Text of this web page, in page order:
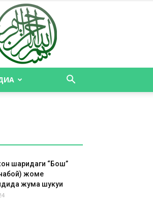
Featured
Андижон шаҳар
туман
Аудиолар
Бўз туман
Бўлимлар
Жума маърузалари
туман
Имом минбари
Ислом тарихи
Қўрғонтепа туман
Масжидлар
туман
ОНЛАЙН ХАТМ
шаҳридаги “Бош”
жоме
жума шукуҳи